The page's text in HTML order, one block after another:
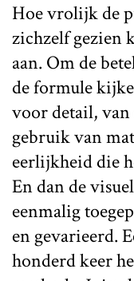
Hoe vrolijk de
zichzelf gezien
aan. Om de
de formule
voor detail,
gebruik van
eerlijkheid die
En dan de
eenmalig
en gevarieerd.
honderd keer